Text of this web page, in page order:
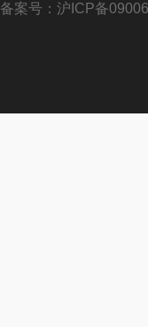
备案号： 沪ICP备